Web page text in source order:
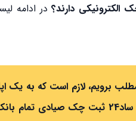
الکترونیکی دارند؟در ادامه
برویم، لازم است که به
شما می‌توانید در اپلیکیشن